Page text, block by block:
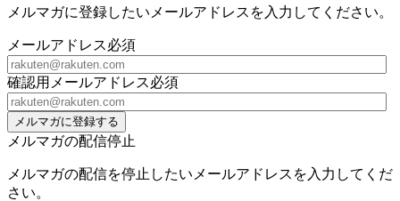
メルマガに登録したいメールアドレスを入力してください。
メールアドレス必須
確認用メールアドレス必須
メルマガに登録する
メルマガの配信停止
メルマガの配信を停止したいメールアドレスを入力してくだ
さい。